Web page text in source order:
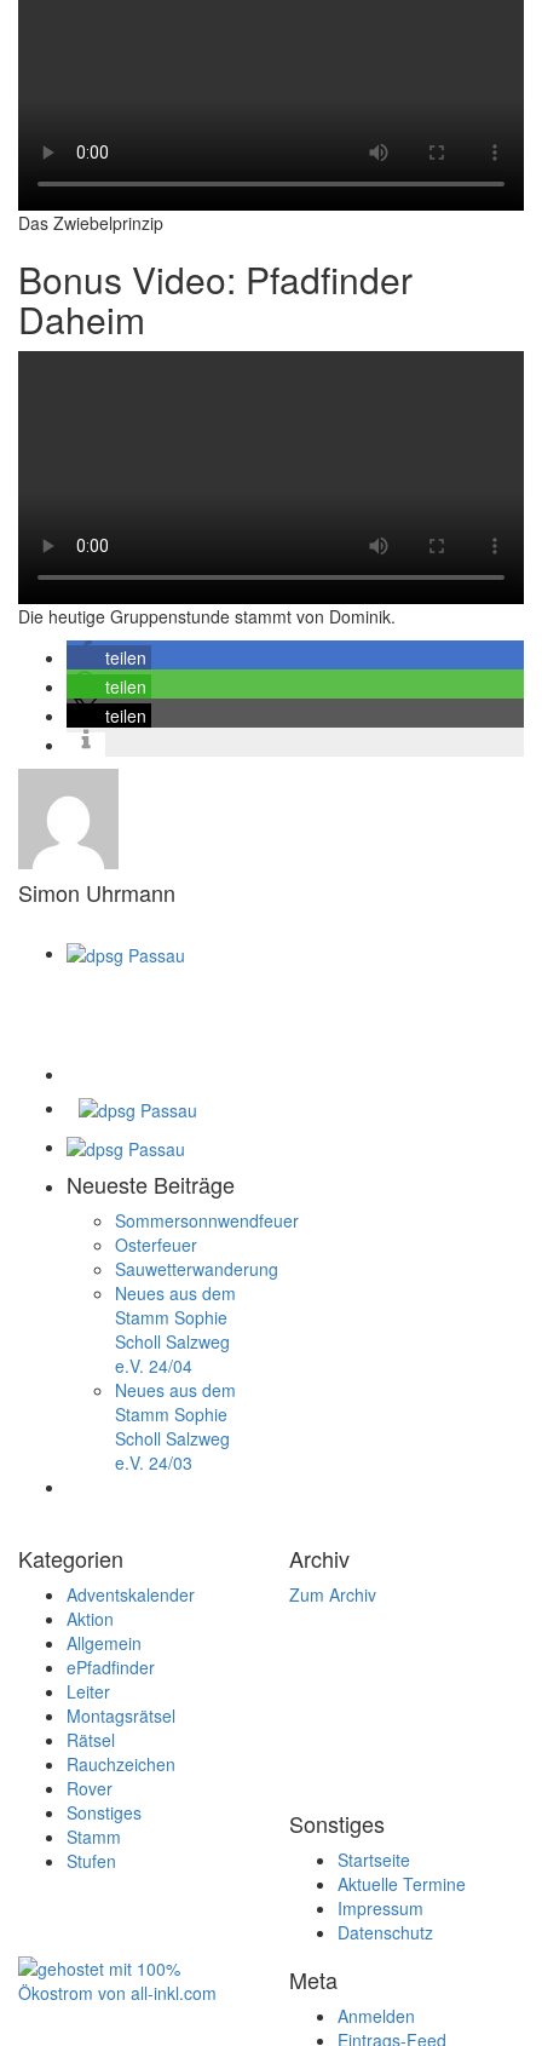
Das Zwiebelprinzip
Bonus Video: Pfadfinder
Daheim
Die heutige Gruppenstunde stammt von Dominik.
teilen
teilen
teilen
Simon Uhrmann
Neueste Beiträge
Sommersonnwendfeuer
Osterfeuer
Sauwetterwanderung
Neues aus dem
Stamm Sophie
Scholl Salzweg
e.V. 24/04
Neues aus dem
Stamm Sophie
Scholl Salzweg
e.V. 24/03
Kategorien
Adventskalender
Aktion
Allgemein
ePfadfinder
Leiter
Montagsrätsel
Rätsel
Rauchzeichen
Rover
Sonstiges
Stamm
Stufen
Archiv
Zum Archiv
Sonstiges
Startseite
Aktuelle Termine
Impressum
Datenschutz
Meta
Anmelden
Eintrags-Feed